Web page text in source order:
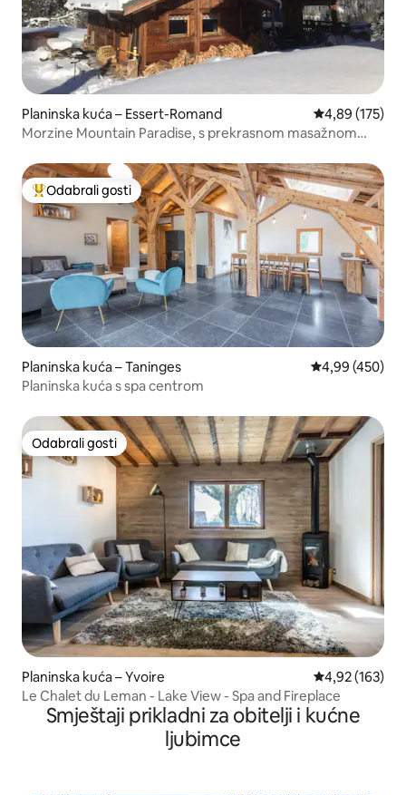
Planinska kuća – Essert-Romand Prosječna
4,89 (175)
Morzine Mountain Paradise, s prekrasnom masažnom
Među najviše rangiranima s oznakom „Odabrali gosti”
Odabrali gosti
Planinska kuća – Taninges Prosječna
4,99 (450)
Planinska kuća s spa centrom
Odabrali gosti
Odabrali gosti
Planinska kuća – Yvoire Prosječna
4,92 (163)
Le Chalet du Leman - Lake View - Spa and Fireplace
Smještaji prikladni za obitelji i kućne
ljubimce